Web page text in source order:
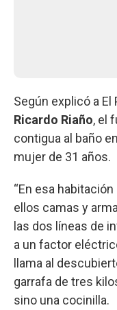
Según explicó a
Ricardo Riaño, el
contigua al baño
mujer de 31 años.
“En esa
ellos camas y
las dos líneas de
a un factor
llama al
garrafa de tres
sino una cocinilla.